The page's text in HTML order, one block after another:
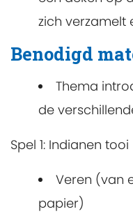
zich verzamelt
Benodigd
Thema
de
Spel 1: Indianen tooi
Veren (van
papier)